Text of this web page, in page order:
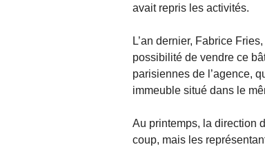
avait repris les activités.
L’an dernier, Fabrice
possibilité de vendre ce
parisiennes de l’agence,
immeuble situé dans le
Au printemps, la direction
coup, mais les